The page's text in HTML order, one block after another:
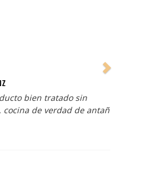
bien tratado sin
de verdad de antaño